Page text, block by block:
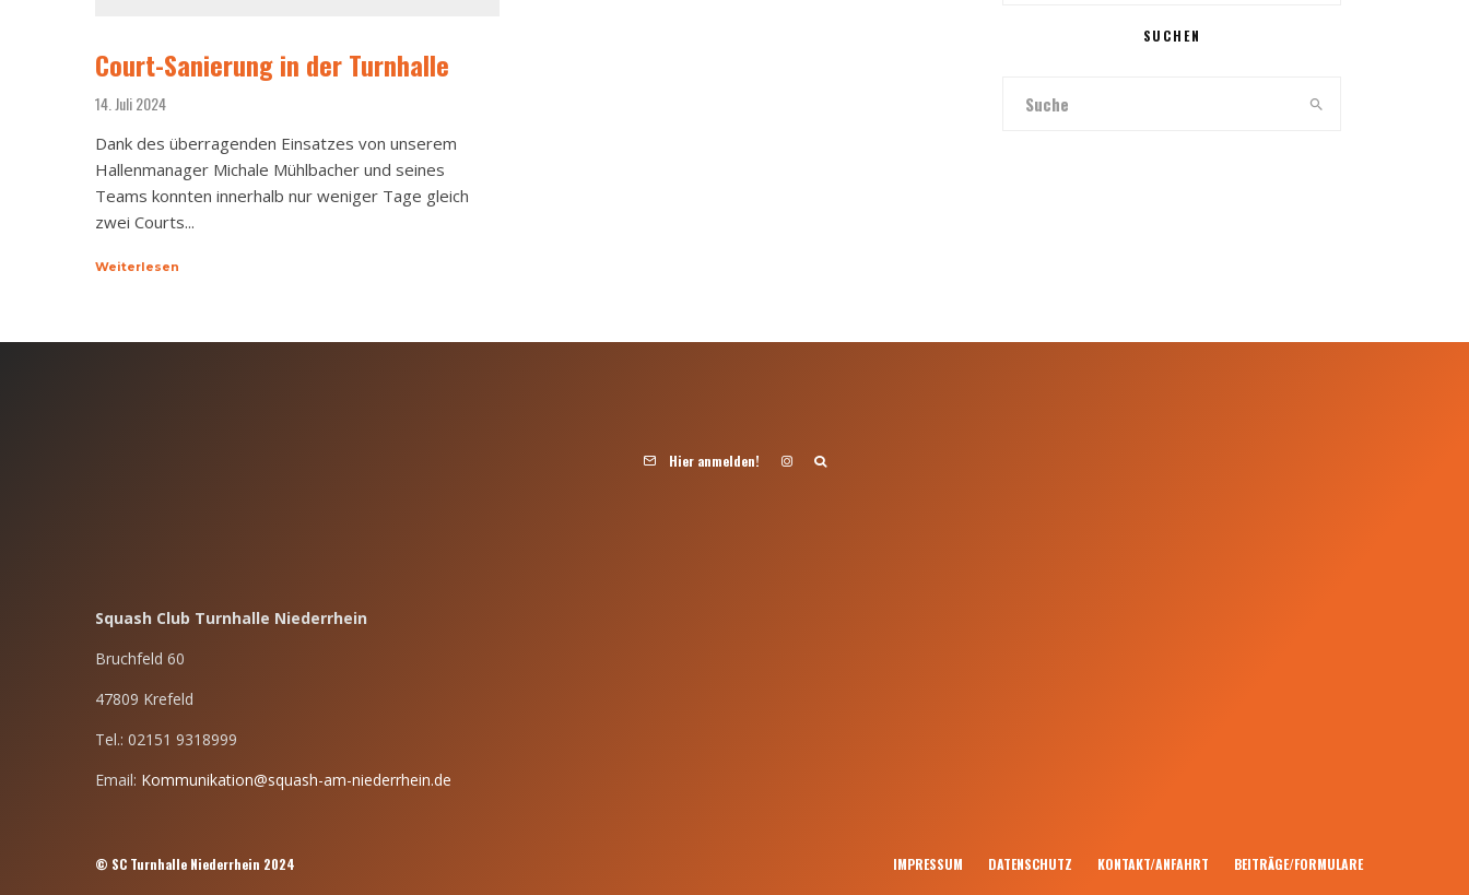
Court-Sanierung in der Turnhalle
14. Juli 2024
Dank des überragenden Einsatzes von unserem
Hallenmanager Michale Mühlbacher und seines
Teams konnten innerhalb nur weniger Tage gleich
zwei Courts...
Weiterlesen
SUCHEN
Hier anmelden!
Squash Club Turnhalle Niederrhein
Bruchfeld 60
47809 Krefeld
Tel.: 02151 9318999
Email: Kommunikation@squash-am-niederrhein.de
© SC Turnhalle Niederrhein 2024 IMPRESSUM DATENSCHUTZ KONTAKT/ANFAHRT BEITRÄGE/FORMULARE